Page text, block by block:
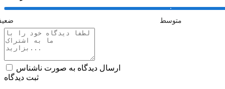
متوسط
ارسال دیدگاه به صورت ناشناس
ثبت دیدگاه